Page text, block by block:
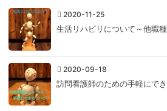
2020-11-25
生活リハビリについて～他職
2020-09-18
訪問看護師のための手軽にで